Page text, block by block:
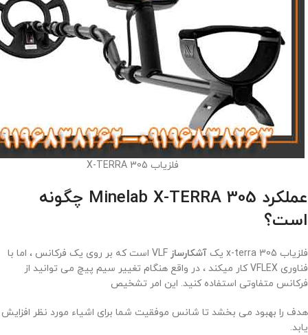
فلزیاب X-TERRA 305
عملکرد Minelab X-TERRA 305 چگونه
است؟
فلزیاب x-terra 305 یک آشکارساز
VLF است که بر روی یک فرکانس ، اما با
فناوری VFLEX کار میکند ، در واقع هنگام تغییر سیم پیچ می توانید از
فرکانس متفاوتی استفاده کنید. این امر تشخیص
هدف را بهبود می بخشد تا شانس موفقیت شما برای اشیاء مورد نظر افزایش
یابد.